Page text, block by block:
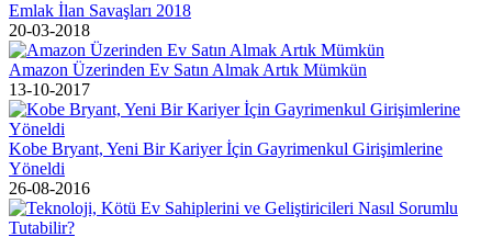
Emlak İlan Savaşları 2018
20-03-2018
Amazon Üzerinden Ev Satın Almak Artık Mümkün
13-10-2017
Kobe Bryant, Yeni Bir Kariyer İçin Gayrimenkul Girişimlerine
Yöneldi
26-08-2016